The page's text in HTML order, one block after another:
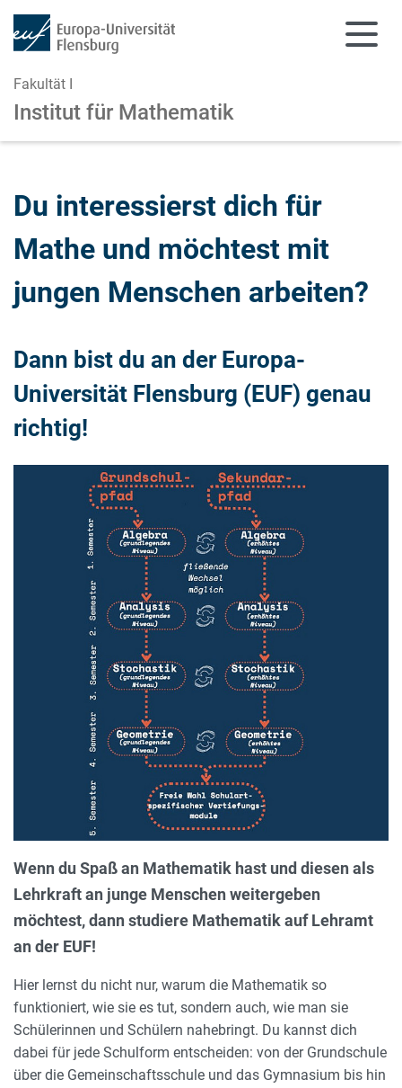
Fakultät I
Institut für Mathematik
Du interessierst dich für
Mathe und möchtest mit
jungen Menschen arbeiten?
Dann bist du an der Europa-
Universität Flensburg (EUF) genau
richtig!
Wenn du Spaß an Mathematik hast und diesen als
Lehrkraft an junge Menschen weitergeben
möchtest, dann studiere Mathematik auf Lehramt
an der EUF!
Hier lernst du nicht nur, warum die Mathematik so
funktioniert, wie sie es tut, sondern auch, wie man sie
Schülerinnen und Schülern nahebringt. Du kannst dich
dabei für jede Schulform entscheiden: von der Grundschule
über die Gemeinschaftsschule und das Gymnasium bis hin